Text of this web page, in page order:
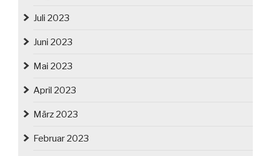
Juli 2023
Juni 2023
Mai 2023
April 2023
März 2023
Februar 2023